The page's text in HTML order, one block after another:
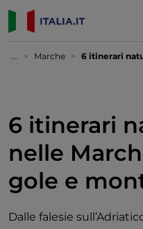
... Marche 6 itinerari
6 itinerari
nelle
gole e
Dalle falesie